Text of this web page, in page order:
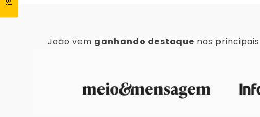
João vem ganhando destaque nos